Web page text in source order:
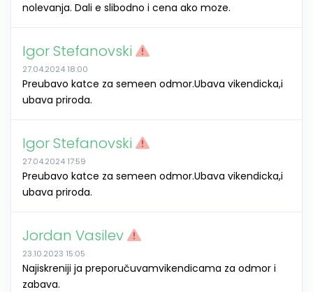
nolevanja. Dali e slibodno i cena ako moze.
Igor Stefanovski
27.04.2024 18:00
Preubavo katce za semeen odmor.Ubava vikendicka,i
ubava priroda.
Igor Stefanovski
27.04.2024 17:59
Preubavo katce za semeen odmor.Ubava vikendicka,i
ubava priroda.
Jordan Vasilev
23.10.2023 15:05
Najiskreniji ja preporučuvamvikendicama za odmor i
zabava.